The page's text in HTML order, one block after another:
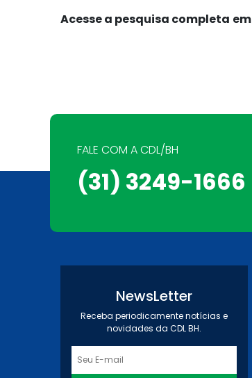
Acesse a pesquisa completa em
FALE COM A CDL/BH
(31) 3249-1666
NewsLetter
Receba periodicamente notícias e
novidades da CDL BH.